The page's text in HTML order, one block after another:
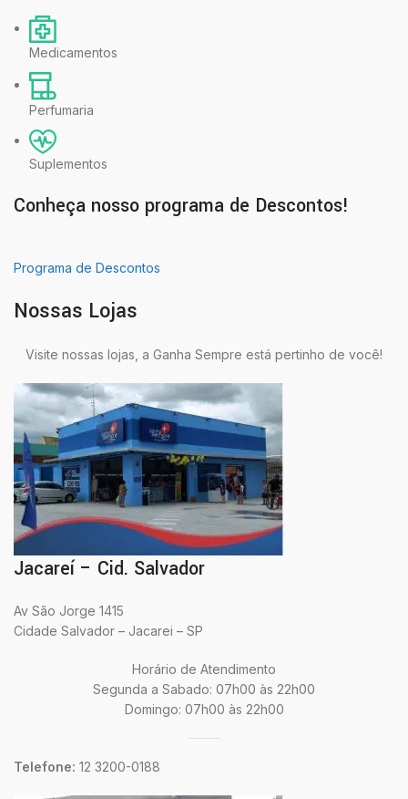
Medicamentos
Perfumaria
Suplementos
Conheça nosso programa de Descontos!
Programa de Descontos
Nossas Lojas
Visite nossas lojas, a Ganha Sempre está pertinho de você!
Jacareí – Cid. Salvador
Av São Jorge 1415
Cidade Salvador – Jacarei – SP
Horário de Atendimento
Segunda a Sabado: 07h00 às 22h00
Domingo: 07h00 às 22h00
Telefone: 12 3200-0188